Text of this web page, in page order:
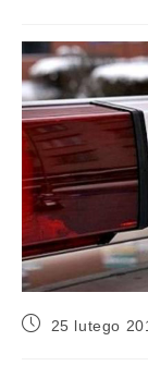
25 lutego